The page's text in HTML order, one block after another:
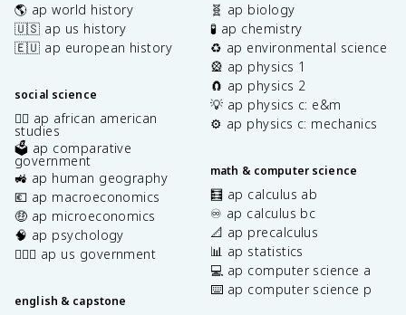
🌎 ap world history
🇺🇸 ap us history
🇪🇺 ap european history
social science
✊🏿 ap african american
studies
🗳️ ap comparative
government
🚜 ap human geography
💶 ap macroeconomics
🤑 ap microeconomics
🧠 ap psychology
👩🏾‍⚖️ ap us government
english & capstone
🧬 ap biology
🧪 ap chemistry
♻️ ap environmental science
🎡 ap physics 1
🧲 ap physics 2
💡 ap physics c: e&m
⚙️ ap physics c: mechanics
math & computer science
🧮 ap calculus ab
♾️ ap calculus bc
📐 ap precalculus
📊 ap statistics
💻 ap computer science a
⌨️ ap computer science p